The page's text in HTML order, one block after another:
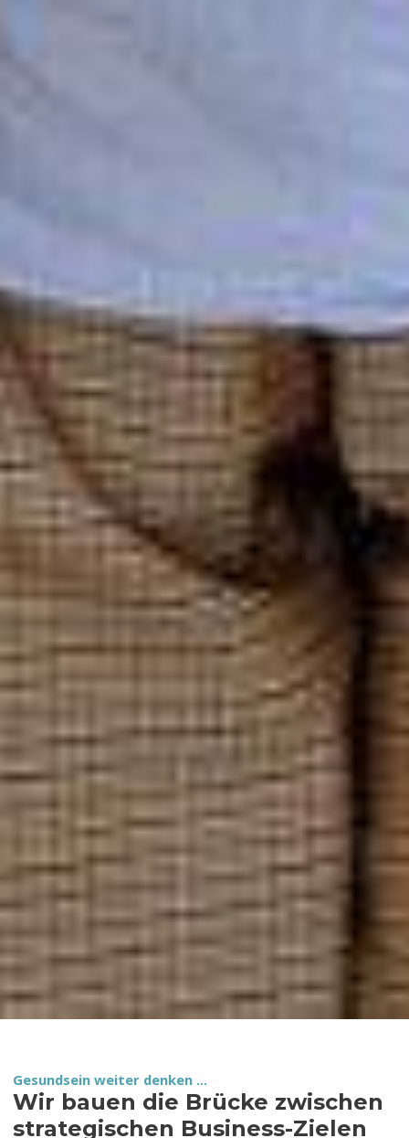
Gesundsein weiter denken ...
Wir bauen die Brücke zwischen
strategischen Business-Zielen